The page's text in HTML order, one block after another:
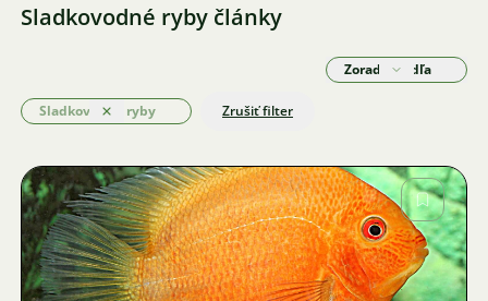
Sladkovodné ryby články
Sladkovodné ryby
Odstrániť Zrušiť filter
Zoradiť podľa
Obrázok